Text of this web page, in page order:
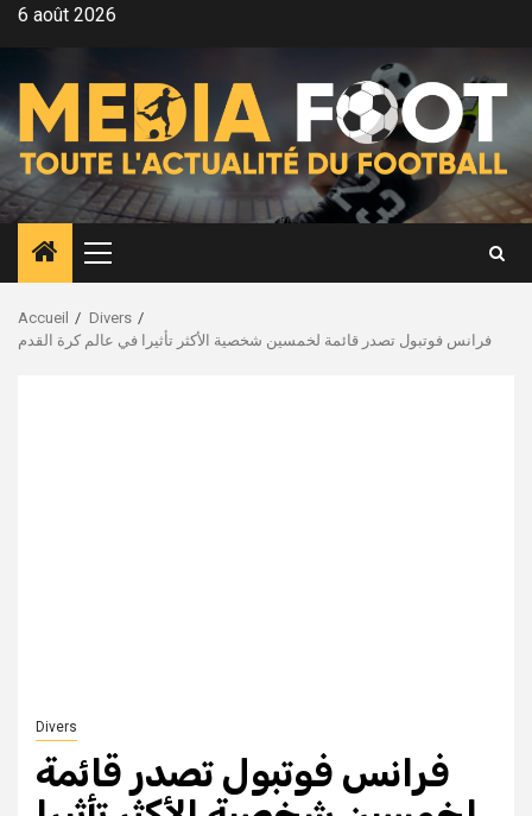
Aller6 août 2026
Menu
principal
Accueil
Divers
فرانس فوتبول تصدر قائمة لخمسين شخصية الأكثر تأثيرا في عالم كرة القدم
Divers
فرانس فوتبول تصدر قائمة